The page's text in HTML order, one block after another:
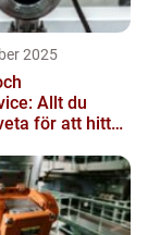
2025
Allt du
för att hitta